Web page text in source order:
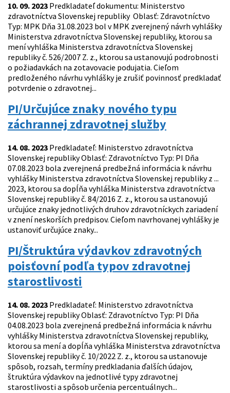
10. 09. 2023 Predkladateľ dokumentu: Ministerstvo
zdravotníctva Slovenskej republiky Oblasť: Zdravotníctvo
Typ: MPK Dňa 31.08.2023 bol v MPK zverejnený návrh vyhlášky
Ministerstva zdravotníctva Slovenskej republiky, ktorou sa
mení vyhláška Ministerstva zdravotníctva Slovenskej
republiky č. 526/2007 Z. z., ktorou sa ustanovujú podrobnosti
o požiadavkách na zotavovacie podujatia. Cieľom
predloženého návrhu vyhlášky je zrušiť povinnosť predkladať
potvrdenie o zdravotnej...
PI/Určujúce znaky nového typu
záchrannej zdravotnej služby
14. 08. 2023 Predkladateľ: Ministerstvo zdravotníctva
Slovenskej republiky Oblasť: Zdravotníctvo Typ: PI Dňa
07.08.2023 bola zverejnená predbežná informácia k návrhu
vyhlášky Ministerstva zdravotníctva Slovenskej republiky z ...
2023, ktorou sa dopĺňa vyhláška Ministerstva zdravotníctva
Slovenskej republiky č. 84/2016 Z. z., ktorou sa ustanovujú
určujúce znaky jednotlivých druhov zdravotníckych zariadení
v znení neskorších predpisov. Cieľom navrhovanej vyhlášky je
ustanoviť určujúce znaky...
PI/Štruktúra výdavkov zdravotných
poisťovní podľa typov zdravotnej
starostlivosti
14. 08. 2023 Predkladateľ: Ministerstvo zdravotníctva
Slovenskej republiky Oblasť: Zdravotníctvo Typ: PI Dňa
04.08.2023 bola zverejnená predbežná informácia k návrhu
vyhlášky Ministerstva zdravotníctva Slovenskej republiky,
ktorou sa mení a dopĺňa vyhláška Ministerstva zdravotníctva
Slovenskej republiky č. 10/2022 Z. z., ktorou sa ustanovuje
spôsob, rozsah, termíny predkladania ďalších údajov,
štruktúra výdavkov na jednotlivé typy zdravotnej
starostlivosti a spôsob určenia percentuálnych...